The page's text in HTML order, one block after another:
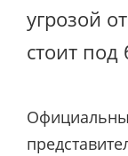
угрозой
стоит